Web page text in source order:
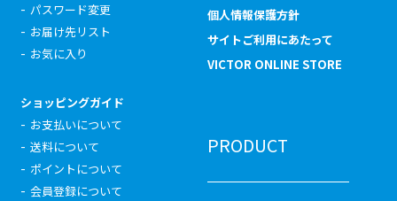
パスワード変更
お届け先リスト
お気に入り
ショッピングガイド
お支払いについて
送料について
ポイントについて
会員登録について
個人情報保護方針
サイトご利用にあたって
VICTOR ONLINE STORE
PRODUCT